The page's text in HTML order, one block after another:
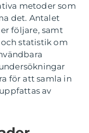
metoder som
det. Antalet
följare, samt
statistik om
för att samla in
av